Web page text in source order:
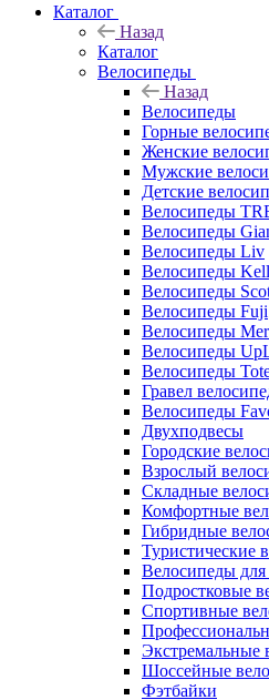
Каталог
Назад
Каталог
Велосипеды
Назад
Велосипеды
Горные
Женские
Мужские
Детские
Велосипеды
Велосипеды
Велосипеды Liv
Велосипеды
Велосипеды
Велосипеды Fuji
Велосипеды
Велосипеды
Велосипеды
Гравел
Велосипеды
Двухподвесы
Городские
Взрослый
Складные
Комфортные
Гибридные
Туристические
Велосипеды для
Подростковые
Спортивные
Экстремальные
Шоссейные
Фэтбайки